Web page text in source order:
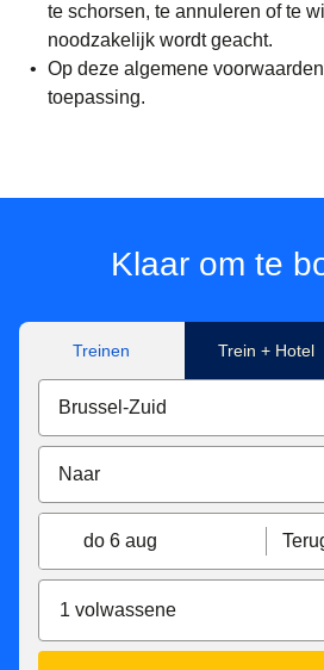
te schorsen, te annuleren of te
noodzakelijk wordt geacht.
Op deze algemene
toepassing.
Klaar om te
Treinen Trein + Hotel
do 6 aug
1 volwassene